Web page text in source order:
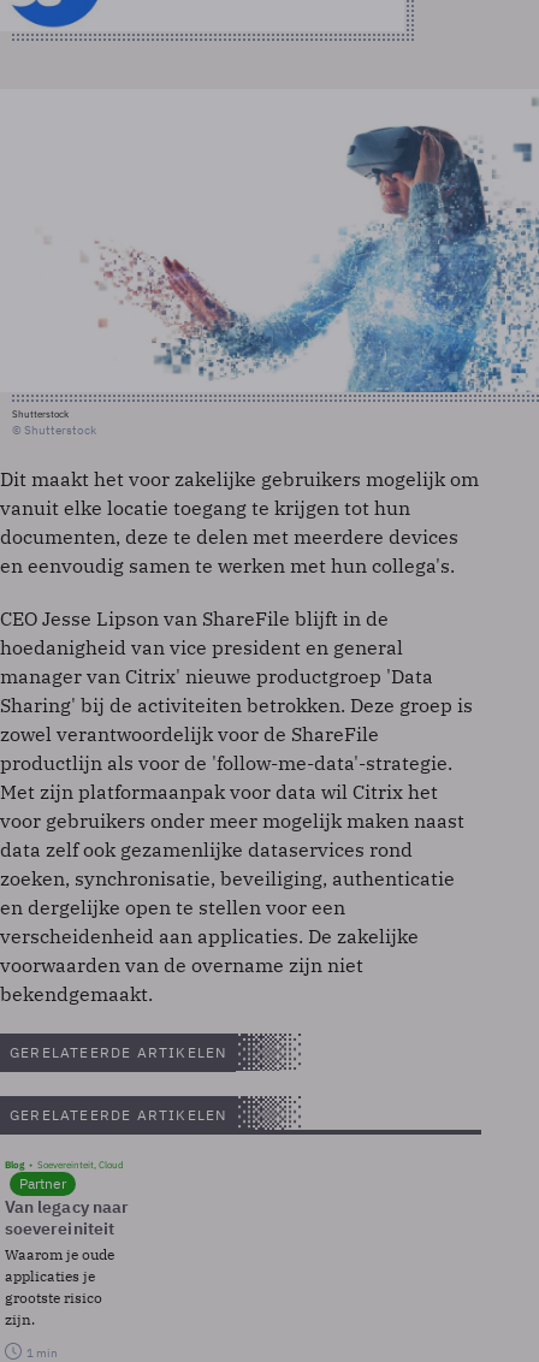
Shutterstock
© Shutterstock
Dit maakt het voor zakelijke gebruikers mogelijk om
vanuit elke locatie toegang te krijgen tot hun
documenten, deze te delen met meerdere devices
en eenvoudig samen te werken met hun collega's.
CEO Jesse Lipson van ShareFile blijft in de
hoedanigheid van vice president en general
manager van Citrix' nieuwe productgroep 'Data
Sharing' bij de activiteiten betrokken. Deze groep is
zowel verantwoordelijk voor de ShareFile
productlijn als voor de 'follow-me-data'-strategie.
Met zijn platformaanpak voor data wil Citrix het
voor gebruikers onder meer mogelijk maken naast
data zelf ook gezamenlijke dataservices rond
zoeken, synchronisatie, beveiliging, authenticatie
en dergelijke open te stellen voor een
verscheidenheid aan applicaties. De zakelijke
voorwaarden van de overname zijn niet
bekendgemaakt.
GERELATEERDE ARTIKELEN
GERELATEERDE ARTIKELEN
Blog Soevereinteit, Cloud
Partner
Van legacy naar
soevereiniteit
Waarom je oude
applicaties je
grootste risico
zijn.
1 min